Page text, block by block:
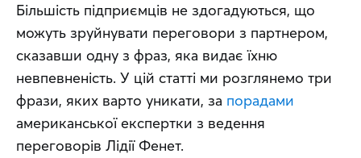
Більшість підприємців не здогадуються, що
можуть зруйнувати переговори з партнером,
сказавши одну з фраз, яка видає їхню
невпевненість. У цій статті ми розглянемо три
фрази, яких варто уникати, за порадами
американської експертки з ведення
переговорів Лідії Фенет.